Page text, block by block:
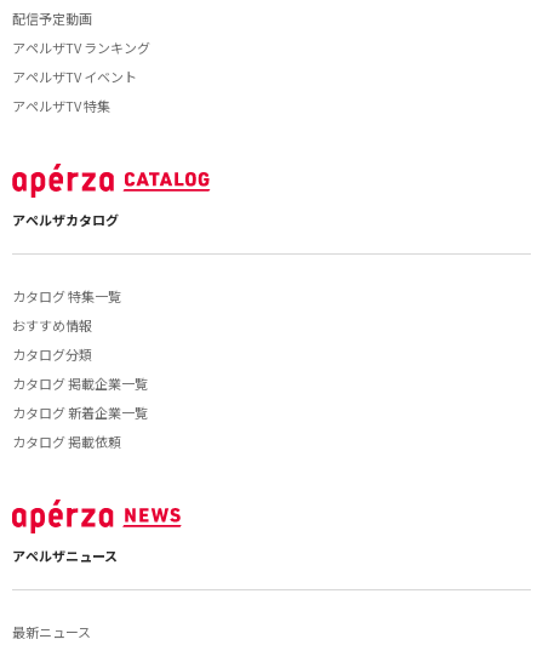
配信予定動画
アペルザTV ランキング
アペルザTV イベント
アペルザTV 特集
アペルザカタログ
カタログ 特集一覧
おすすめ情報
カタログ分類
カタログ 掲載企業一覧
カタログ 新着企業一覧
カタログ 掲載依頼
アペルザニュース
最新ニュース